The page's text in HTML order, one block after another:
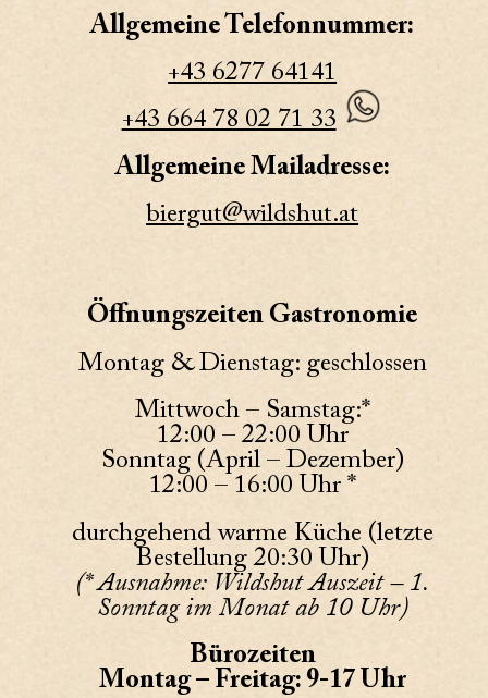
Allgemeine Telefonnummer:
+43 6277 64141
+43 664 78 02 71 33
Allgemeine Mailadresse:
biergut@wildshut.at
Öffnungszeiten Gastronomie
Montag & Dienstag: geschlossen
Mittwoch – Samstag:*
12:00 – 22:00 Uhr
Sonntag (April – Dezember)
12:00 – 16:00 Uhr *
durchgehend warme Küche (letzte
Bestellung 20:30 Uhr)
(* Ausnahme: Wildshut Auszeit – 1.
Sonntag im Monat ab 10 Uhr)
Bürozeiten
Montag – Freitag: 9-17 Uhr